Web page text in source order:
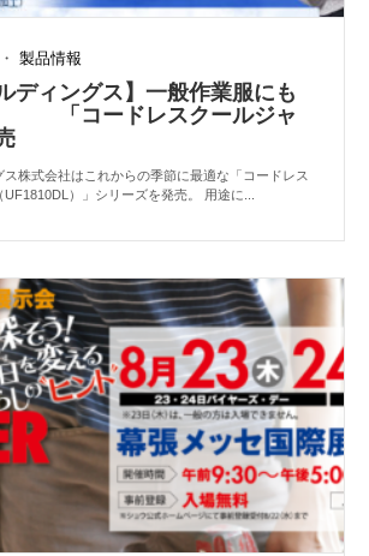
・ 製品情報
ディングス】一般作業服にも
「コードレスクールジャ
ス株式会社はこれからの季節に最適な「コードレス
）」シリーズを発売。 用途に...